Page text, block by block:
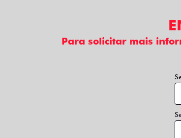
Para solicitar mais